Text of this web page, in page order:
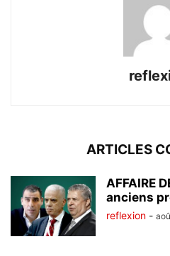
ARTICLES
AFFAIRE
anciens
reflexion -